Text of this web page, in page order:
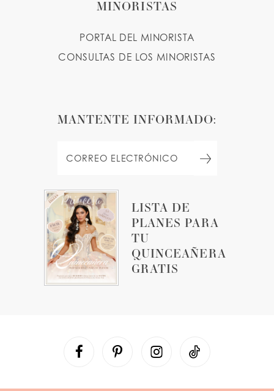
LISTA DE
PLANES PARA
TU
QUINCEAÑERA
GRATIS
MINORISTAS
PORTAL DEL MINORISTA
CONSULTAS DE LOS MINORISTAS
MANTENTE INFORMADO: